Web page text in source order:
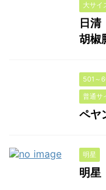
大サイ
日
胡椒
501～
普通サ
ペヤ
明星
明